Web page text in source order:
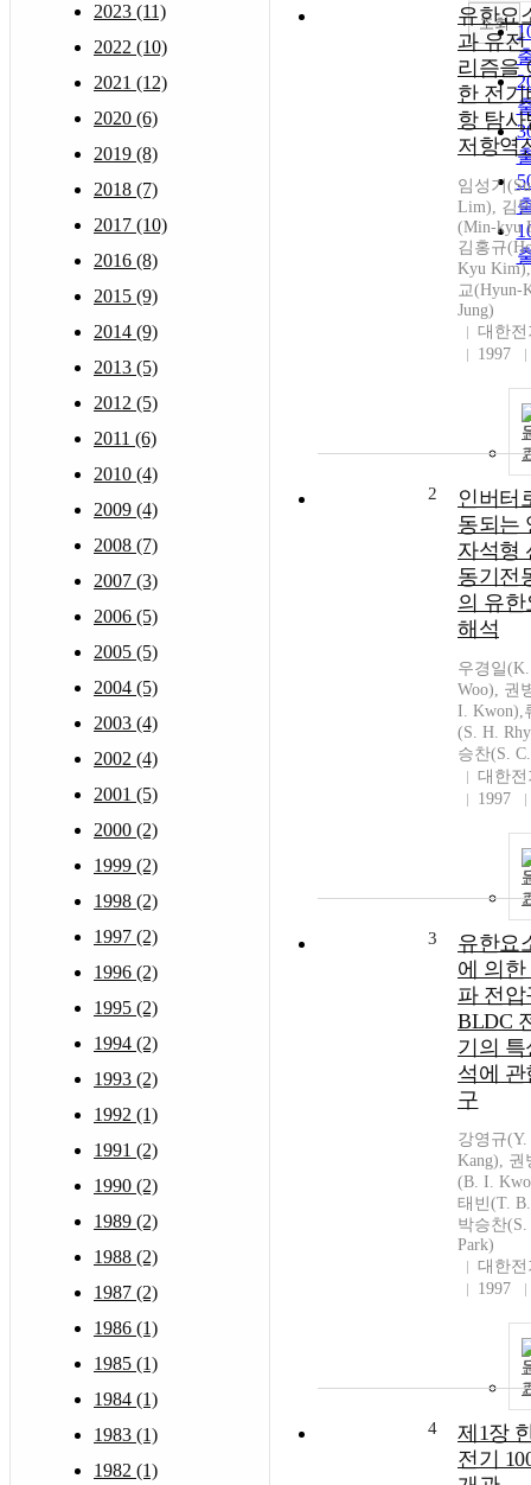
2023 (11)
2022 (10)
2021 (12)
2020 (6)
2019 (8)
2018 (7)
2017 (10)
2016 (8)
2015 (9)
2014 (9)
2013 (5)
2012 (5)
2011 (6)
2010 (4)
2009 (4)
2008 (7)
2007 (3)
2006 (5)
2005 (5)
2004 (5)
2003 (4)
2002 (4)
2001 (5)
2000 (2)
1999 (2)
1998 (2)
1997 (2)
1996 (2)
1995 (2)
1994 (2)
1993 (2)
1992 (1)
1991 (2)
1990 (2)
1989 (2)
1988 (2)
1987 (2)
1986 (1)
1985 (1)
1984 (1)
1983 (1)
1982 (1)
조회
유한요
과 유전
리즘을
한 전기
항 탐사
저항역
임성기
Lim), 김
(Min-kyu
김홍규
Kyu
교(Hyun-
Jung)
대한
1997
2
인버터
동되는
자석형
동기전
의 유한
해석
우경일
Woo), 권
I. Kwon),
(S. H.
승찬(S.
대한
1997
3
유한요
에 의한
파 전압
BLDC
기의 특
석에 관
구
강영규(Y.
Kang), 권
(B. I.
태빈(T.
박승찬(S.
Park)
대한
1997
4
제1장
전기